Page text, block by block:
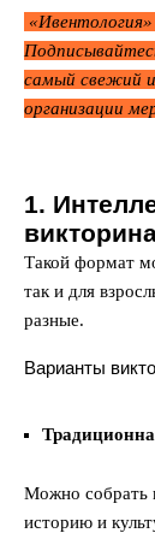
самый свежий
организации
1.
Такой формат
так и для
разные.
Варианты
Можно собрать
историю и